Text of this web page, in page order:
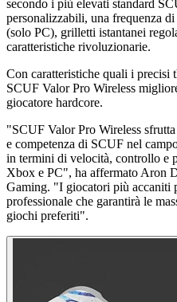
secondo i più elevati standard
personalizzabili, una frequenza
(solo PC), grilletti istantanei
caratteristiche rivoluzionarie.
Con caratteristiche quali i precisi
SCUF Valor Pro Wireless
giocatore hardcore.
"SCUF Valor Pro Wireless
e competenza di SCUF nel
in termini di velocità, controllo e
Xbox e PC", ha affermato Aron
Gaming. "I giocatori più accaniti
professionale che garantirà le
giochi preferiti".